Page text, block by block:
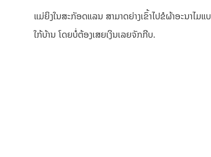
ແມ່ຍິງໃນສະກັອດແລນ ສາມາດຍ່າງເຂົ້າໄປຂໍຜ້າອະນາ
ໃກ້ບ້ານ ໂດຍບໍ່ຕ້ອງເສຍເງິນເລຍຈັກກີບ.